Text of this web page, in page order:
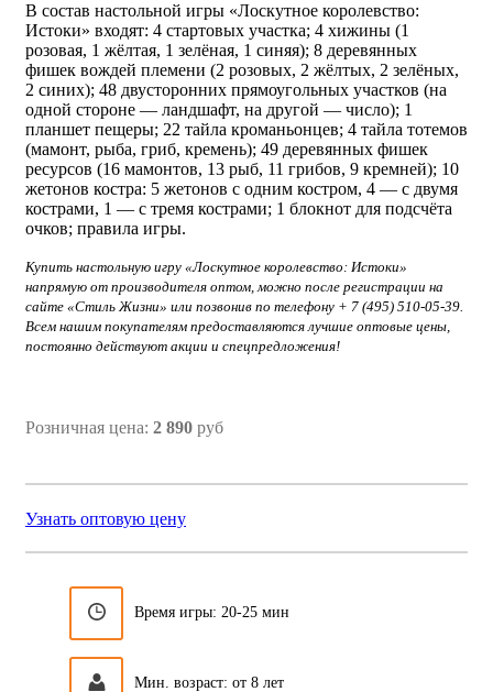
В состав настольной игры «Лоскутное королевство:
Истоки» входят: 4 стартовых участка; 4 хижины (1
розовая, 1 жёлтая, 1 зелёная, 1 синяя); 8 деревянных
фишек вождей племени (2 розовых, 2 жёлтых, 2 зелёных,
2 синих); 48 двусторонних прямоугольных участков (на
одной стороне — ландшафт, на другой — число); 1
планшет пещеры; 22 тайла кроманьонцев; 4 тайла тотемов
(мамонт, рыба, гриб, кремень); 49 деревянных фишек
ресурсов (16 мамонтов, 13 рыб, 11 грибов, 9 кремней); 10
жетонов костра: 5 жетонов с одним костром, 4 — с двумя
кострами, 1 — с тремя кострами; 1 блокнот для подсчёта
очков; правила игры.
Купить настольную игру «Лоскутное королевство: Истоки»
напрямую от производителя оптом, можно после регистрации на
сайте «Стиль Жизни» или позвонив по телефону + 7 (495) 510-05-39.
Всем нашим покупателям предоставляются лучшие оптовые цены,
постоянно действуют акции и спецпредложения!
Розничная цена: 2 890 руб
Узнать оптовую цену
Время игры: 20-25 мин
Мин. возраст: от 8 лет